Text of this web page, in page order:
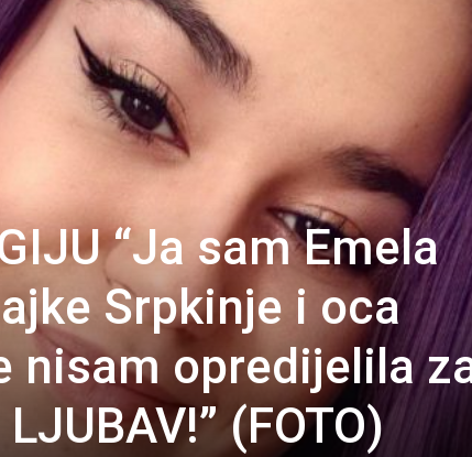
“Ja sam Emela
Srpkinje i oca
nisam opredijelila
(FOTO)